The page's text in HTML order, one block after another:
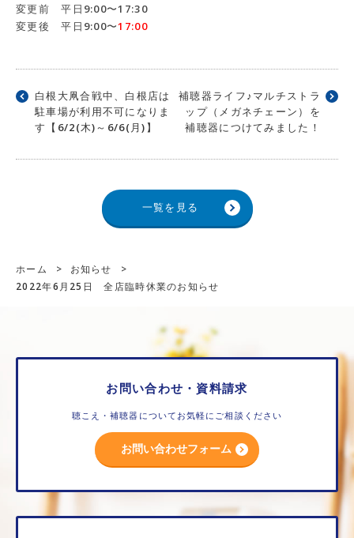
変更前 平日9:00〜17:30
変更後 平日9:00〜17:00
白根大凧合戦中、白根店は
駐車場が利用不可になりま
す【6/2(木)～6/6(月)】
補聴器ライフ♪マルチストラ
ップ（メガネチェーン）を
補聴器につけてみました！
一覧を見る
ホーム > お知らせ
>
2022年6月25日 全店臨時休業のお知らせ
お問い合わせ・資料請求
聴こえ・補聴器についてお気軽にご相談ください
お問い合わせフォーム